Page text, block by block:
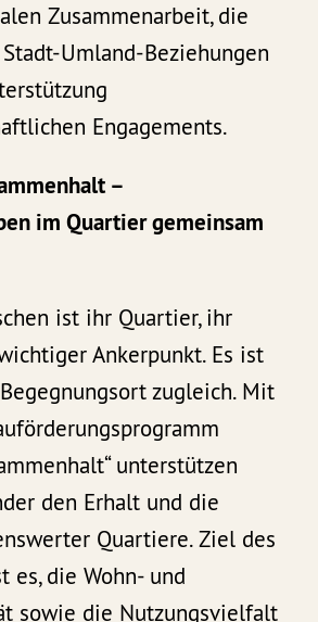
Zusammenarbeit, die
Umland-Beziehungen
Engagements.
–
im Quartier gemeinsam
ist ihr Quartier, ihr
Ankerpunkt. Es ist
zugleich. Mit
unterstützen
den Erhalt und die
Quartiere. Ziel des
es, die Wohn- und
sowie die Nutzungsvielfalt